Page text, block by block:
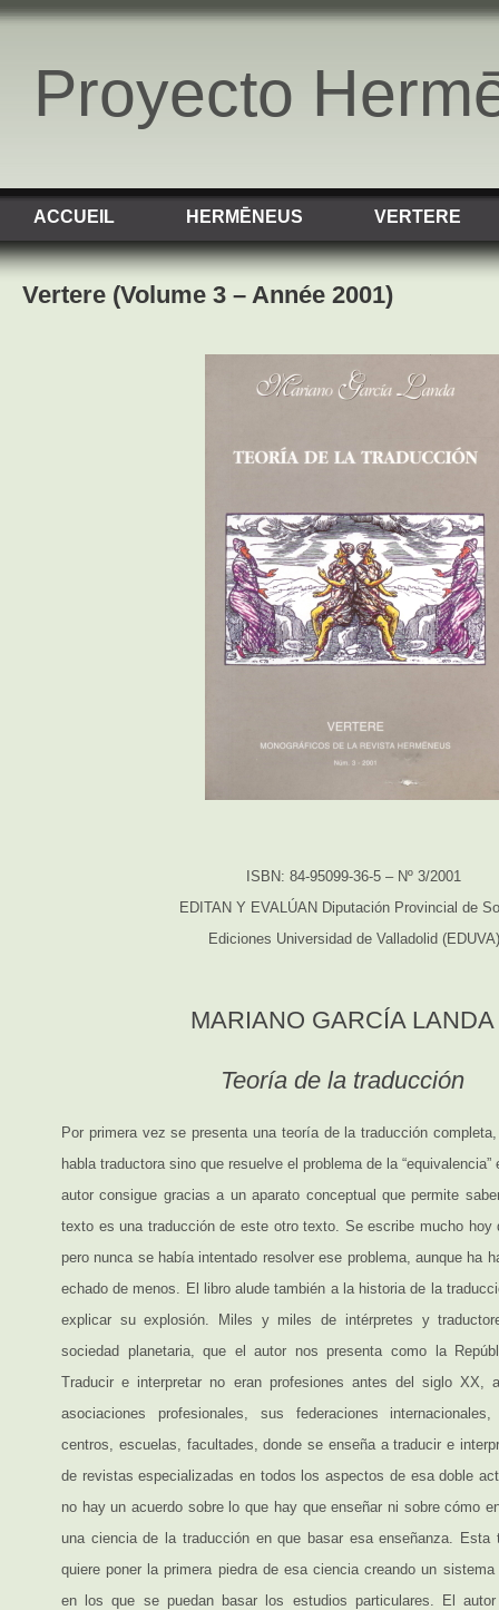
Proyecto
ACCUEIL HERMĒNEUS VERTERE
Vertere (Volume 3 – Année 2001)
ISBN: 84-95099-36-5 – Nº 3/2001
EDITAN Y EVALÚAN Diputación Provincial de
Ediciones Universidad de Valladolid (EDUVA)
MARIANO GARCÍA LANDA
Teoría de la traducción
Por primera vez se presenta una teoría de la traducción
habla traductora sino que resuelve el problema de la
autor consigue gracias a un aparato conceptual que permite
texto es una traducción de este otro texto. Se escribe mucho hoy
pero nunca se había intentado resolver ese problema, aunque ha
echado de menos. El libro alude también a la historia de la
explicar su explosión. Miles y miles de intérpretes y
sociedad planetaria, que el autor nos presenta como la
Traducir e interpretar no eran profesiones antes del siglo XX,
asociaciones profesionales, sus federaciones
centros, escuelas, facultades, donde se enseña a traducir e
de revistas especializadas en todos los aspectos de esa doble
no hay un acuerdo sobre lo que hay que enseñar ni sobre cómo
una ciencia de la traducción en que basar esa enseñanza. Esta
quiere poner la primera piedra de esa ciencia creando un
en los que se puedan basar los estudios particulares. El